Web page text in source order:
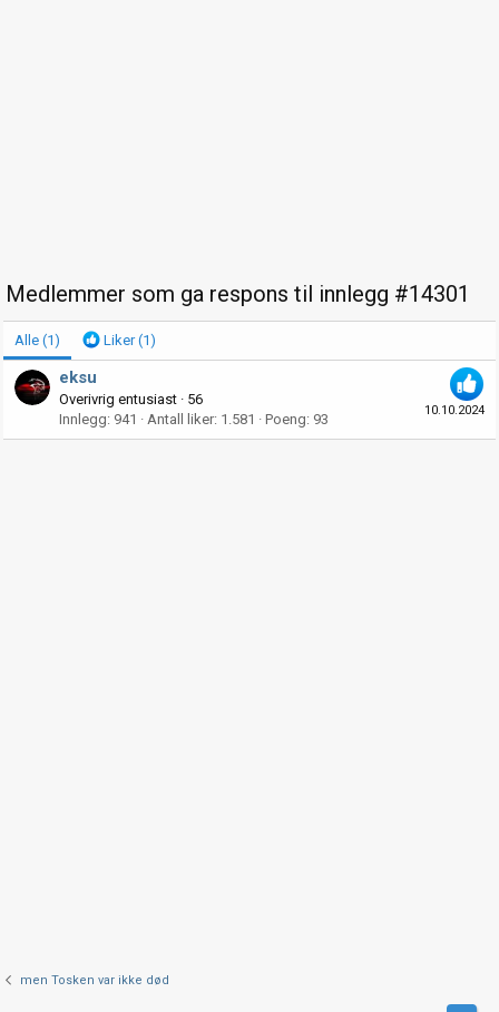
Medlemmer som ga respons til innlegg #14301
Alle (1) Liker(1)
10.10.2024
eksu
Overivrig entusiast · 56
Innlegg 941 Antall liker 1.581 Poeng 93
men Tosken var ikke død